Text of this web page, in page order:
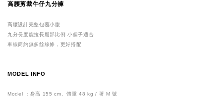
高腰剪裁牛仔九分褲
高腰設計完整包覆小腹
九分長度能拉長腿部比例 小個子適合
車線簡約無多餘線條，更好搭配
MODEL INFO
Model ：身高 155 cm、體重 48 kg / 著 M 號